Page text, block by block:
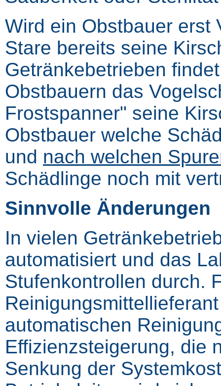
Wird ein Obstbauer erst
Stare bereits seine
Getränkebetrieben
Obstbauern das
Frostspanner" seine
Obstbauer welche
und nach welchen
Schädlinge noch mit
Sinnvolle Änderungen
In vielen
automatisiert und das
Stufenkontrollen durch.
automatischen
Effizienzsteigerung, die
Senkung der